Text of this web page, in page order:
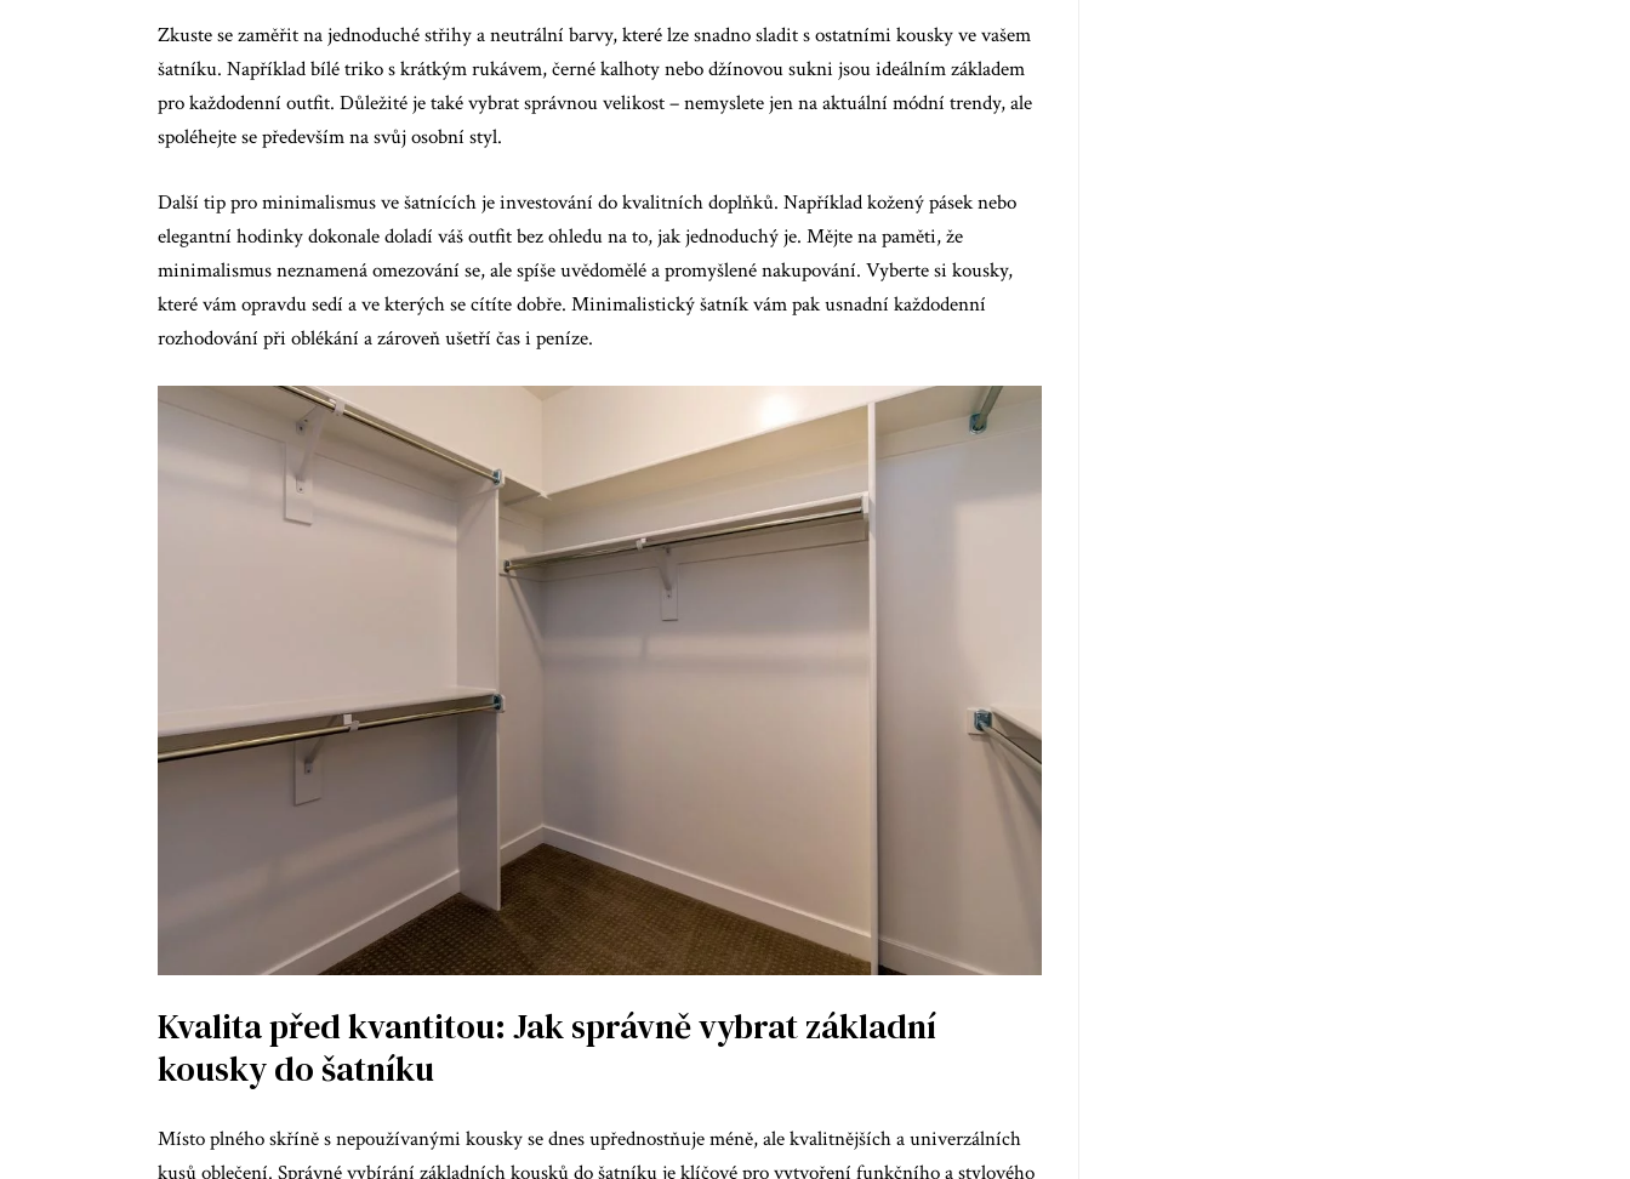
Zkuste se zaměřit na jednoduché střihy a neutrální barvy, které lze snadno sladit s ostatními kousky ve vašem
šatníku. Například bílé triko s krátkým rukávem, černé kalhoty nebo džínovou sukni jsou ideálním základem
pro každodenní outfit. Důležité je také vybrat správnou velikost – nemyslete jen na aktuální módní trendy, ale
spoléhejte se především na svůj osobní styl.
Další tip pro minimalismus ve šatnících je investování do kvalitních doplňků. Například kožený pásek nebo
elegantní hodinky dokonale doladí váš outfit bez ohledu na to, jak jednoduchý je. Mějte na paměti, že
minimalismus neznamená omezování se, ale spíše uvědomělé a promyšlené nakupování. Vyberte si kousky,
které vám opravdu sedí a ve kterých se cítíte dobře. Minimalistický šatník vám pak usnadní každodenní
rozhodování při oblékání a zároveň ušetří čas i peníze.
Kvalita před kvantitou: Jak správně vybrat základní
kousky do šatníku
Místo plného skříně s nepoužívanými kousky se dnes upřednostňuje méně, ale kvalitnějších a univerzálních
kusů oblečení. Správné vybírání základních kousků do šatníku je klíčové pro vytvoření funkčního a stylového